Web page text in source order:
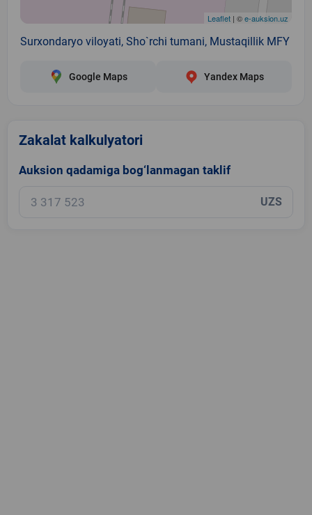
Leaflet | ©e-auksion.uz
Surxondaryo viloyati, Sho`rchi tumani, Mustaqillik MFY
Google Maps Yandex Maps
Zakalat kalkulyatori
Auksion qadamiga bog‘lanmagan taklif
UZS